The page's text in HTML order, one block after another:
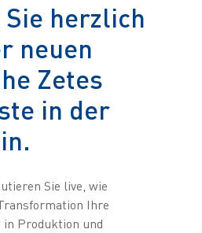
herzlich
neuen
Zetes
in der
Sie live, wie
Ihre
Produktion und